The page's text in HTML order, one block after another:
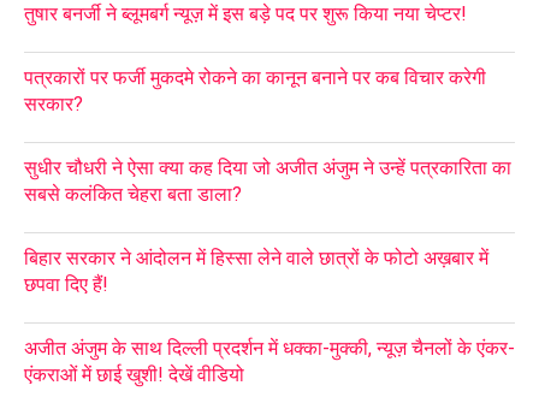
तुषार बनर्जी ने ब्लूमबर्ग न्यूज़ में इस बड़े पद पर शुरू किया नया चेप्टर!
पत्रकारों पर फर्जी मुकदमे रोकने का कानून बनाने पर कब विचार करेगी
सरकार?
सुधीर चौधरी ने ऐसा क्या कह दिया जो अजीत अंजुम ने उन्हें पत्रकारिता का
सबसे कलंकित चेहरा बता डाला?
बिहार सरकार ने आंदोलन में हिस्सा लेने वाले छात्रों के फोटो अख़बार में
छपवा दिए हैं!
अजीत अंजुम के साथ दिल्ली प्रदर्शन में धक्का-मुक्की, न्यूज़ चैनलों के एंकर-
एंकराओं में छाई खुशी! देखें वीडियो